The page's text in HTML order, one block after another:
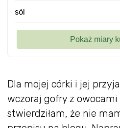
Dla mojej córki i jej
wczoraj gofry z
stwierdziłam, że nie
sól